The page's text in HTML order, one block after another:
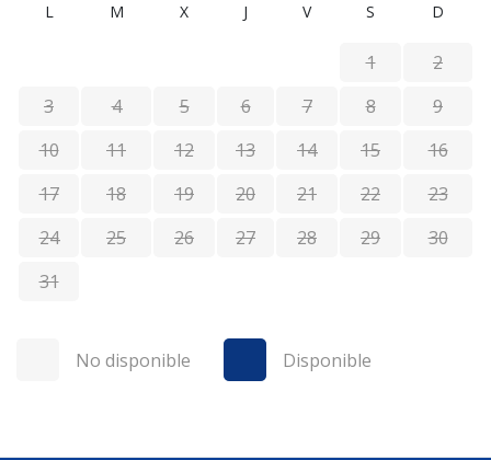
L M X J V S D
1
2
3
4 5 6 7 8
9
10
11 12 13 14 15
16
17
18 19 20 21 22
23
24
25 26 27 28 29
30
31
No disponible Disponible